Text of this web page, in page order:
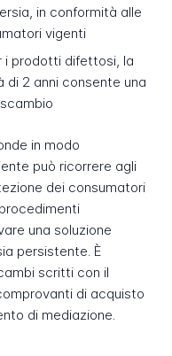
in conformità alle
vigenti
i prodotti difettosi, la
di 2 anni consente una
in modo
può ricorrere agli
dei consumatori
una soluzione
persistente. È
scritti con il
di acquisto
di mediazione.